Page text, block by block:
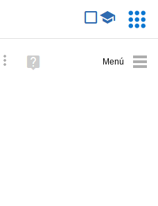
Búsqueda avanzada
Ayuda
(en